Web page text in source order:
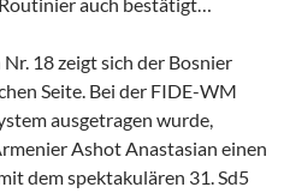
18 zeigt sich der Bosnier
Seite. Bei der FIDE-WM
ausgetragen wurde,
Ashot Anastasian einen
dem spektakulären 31. Sd5